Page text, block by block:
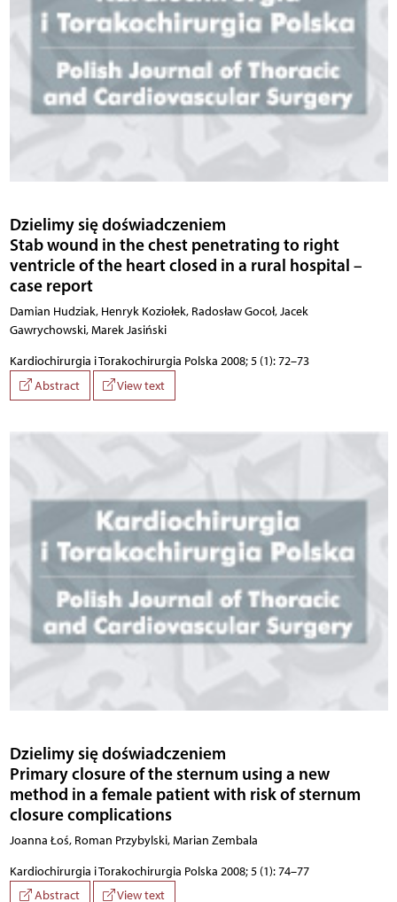
Dzielimy się doświadczeniem
Stab wound in the chest penetrating to right
ventricle of the heart closed in a rural hospital –
case report
Damian Hudziak, Henryk Koziołek, Radosław Gocoł, Jacek
Gawrychowski, Marek Jasiński
Kardiochirurgia i Torakochirurgia Polska 2008; 5 (1): 72–73
Abstract
View text
Dzielimy się doświadczeniem
Primary closure of the sternum using a new
method in a female patient with risk of sternum
closure complications
Joanna Łoś, Roman Przybylski, Marian Zembala
Kardiochirurgia i Torakochirurgia Polska 2008; 5 (1): 74–77
Abstract
View text